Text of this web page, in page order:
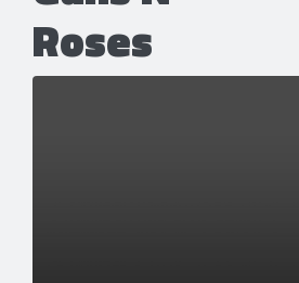
Roses